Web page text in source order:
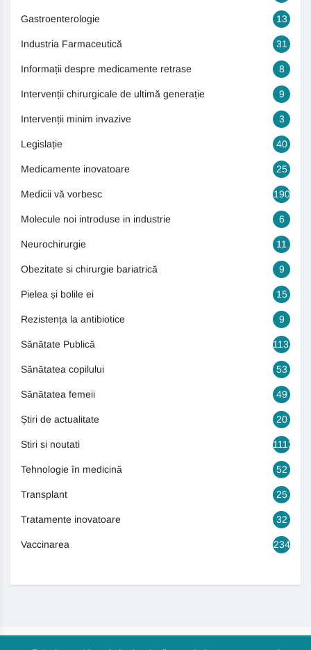
Gastroenterologie 13
Industria Farmaceutică 31
Informații despre medicamente retrase 8
Intervenții chirurgicale de ultimă generație 9
Intervenții minim invazive 3
Legislație 40
Medicamente inovatoare 25
Medicii vă vorbesc 190
Molecule noi introduse in industrie 6
Neurochirurgie 11
Obezitate si chirurgie bariatrică 9
Pielea și bolile ei 15
Rezistența la antibiotice 9
Sănătate Publică 1131
Sănătatea copilului 53
Sănătatea femeii 49
Știri de actualitate 20
Stiri si noutati 1113
Tehnologie în medicină 52
Transplant 25
Tratamente inovatoare 32
Vaccinarea 234